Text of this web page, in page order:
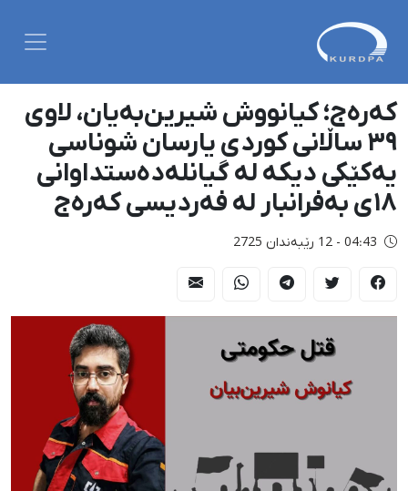
کەرەج؛ کیانووش شیرین‌بەیان، لاوی
٣٩ ساڵانی کوردی یارسان شوناسی
یەکێکی دیکە لە گیانلەدەستداوانی
١٨ی بەفرانبار لە فەردیسی کەرەج
04:43 - 12 رێبەندان 2725